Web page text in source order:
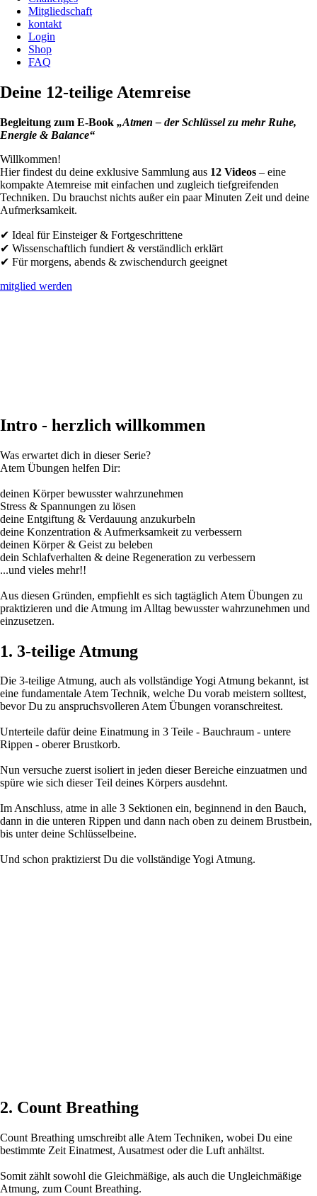
Mitgliedschaft
kontakt
Login
Shop
FAQ
Deine 12-teilige Atemreise
Begleitung zum E-Book „Atmen – der Schlüssel zu mehr Ruhe,
Energie & Balance“
Willkommen!
Hier findest du deine exklusive Sammlung aus 12 Videos – eine
kompakte Atemreise mit einfachen und zugleich tiefgreifenden
Techniken. Du brauchst nichts außer ein paar Minuten Zeit und deine
Aufmerksamkeit.
✔ Ideal für Einsteiger & Fortgeschrittene
✔ Wissenschaftlich fundiert & verständlich erklärt
✔ Für morgens, abends & zwischendurch geeignet
mitglied werden
Intro - herzlich willkommen
Was erwartet dich in dieser Serie?
Atem Übungen helfen Dir:
deinen Körper bewusster wahrzunehmen
Stress & Spannungen zu lösen
deine Entgiftung & Verdauung anzukurbeln
deine Konzentration & Aufmerksamkeit zu verbessern
deinen Körper & Geist zu beleben
dein Schlafverhalten & deine Regeneration zu verbessern
...und vieles mehr!!
Aus diesen Gründen, empfiehlt es sich tagtäglich Atem Übungen zu
praktizieren und die Atmung im Alltag bewusster wahrzunehmen und
einzusetzen.
1. 3-teilige Atmung
Die 3-teilige Atmung, auch als vollständige Yogi Atmung bekannt, ist
eine fundamentale Atem Technik, welche Du vorab meistern solltest,
bevor Du zu anspruchsvolleren Atem Übungen voranschreitest.
Unterteile dafür deine Einatmung in 3 Teile - Bauchraum - untere
Rippen - oberer Brustkorb.
Nun versuche zuerst isoliert in jeden dieser Bereiche einzuatmen und
spüre wie sich dieser Teil deines Körpers ausdehnt.
Im Anschluss, atme in alle 3 Sektionen ein, beginnend in den Bauch,
dann in die unteren Rippen und dann nach oben zu deinem Brustbein,
bis unter deine Schlüsselbeine.
Und schon praktizierst Du die vollständige Yogi Atmung.
2. Count Breathing
Count Breathing umschreibt alle Atem Techniken, wobei Du eine
bestimmte Zeit Einatmest, Ausatmest oder die Luft anhältst.
Somit zählt sowohl die Gleichmäßige, als auch die Ungleichmäßige
Atmung, zum Count Breathing.